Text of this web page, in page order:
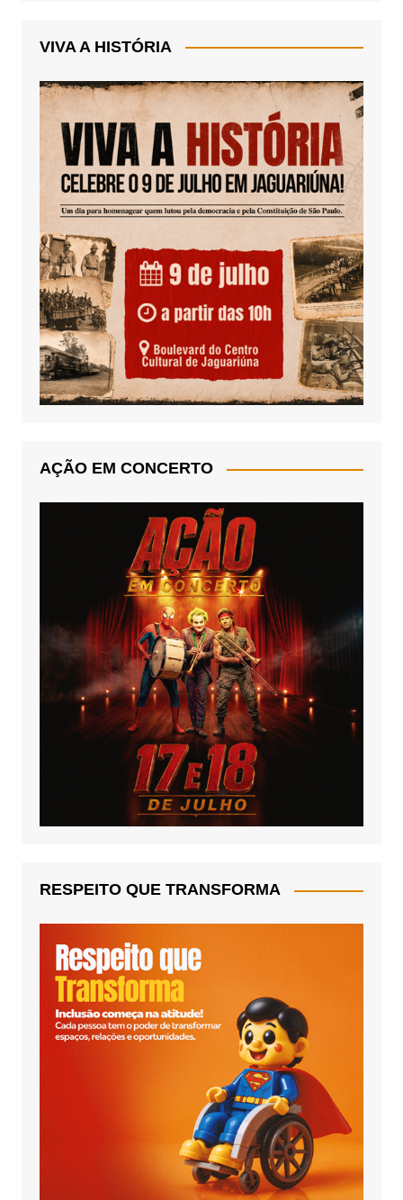
VIVA A HISTÓRIA
AÇÃO EM CONCERTO
RESPEITO QUE TRANSFORMA